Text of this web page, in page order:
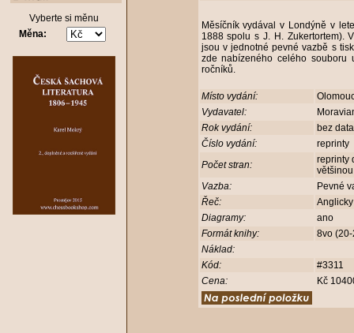
Vyberte si měnu
Měna:
Měsíčník vydával v Londýně v
1888 spolu s J. H. Zukertortem).
jsou v jednotné pevné vazbě s
zde nabízeného celého souboru
ročníků.
Místo vydání:
Vydavatel:
Rok vydání:
bez
Číslo vydání:
reprinty
Počet stran:
reprinty
Vazba:
Pevné
Řeč:
Diagramy:
ano
Formát knihy:
8vo
Náklad:
Kód:
#3311
Cena:
Kč